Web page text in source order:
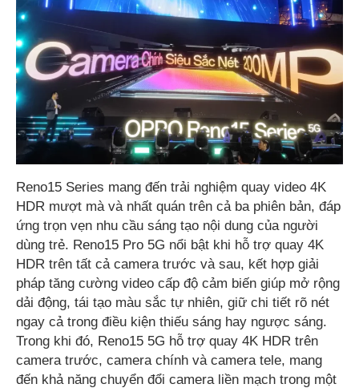
Reno15 Series mang đến trải nghiệm quay video 4K
HDR mượt mà và nhất quán trên cả ba phiên bản, đáp
ứng trọn vẹn nhu cầu sáng tạo nội dung của người
dùng trẻ. Reno15 Pro 5G nổi bật khi hỗ trợ quay 4K
HDR trên tất cả camera trước và sau, kết hợp giải
pháp tăng cường video cấp độ cảm biến giúp mở rộng
dải động, tái tạo màu sắc tự nhiên, giữ chi tiết rõ nét
ngay cả trong điều kiện thiếu sáng hay ngược sáng.
Trong khi đó, Reno15 5G hỗ trợ quay 4K HDR trên
camera trước, camera chính và camera tele, mang
đến khả năng chuyển đổi camera liền mạch trong một